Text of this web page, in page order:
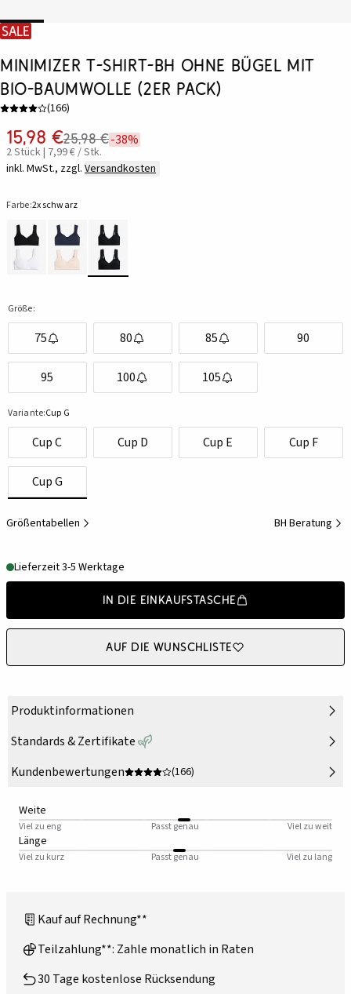
SALE
Minimizer T-Shirt-BH ohne Bügel mit
Bio-Baumwolle (2er Pack)
(166)
15,98 €25,98 €-38%
2 Stück | 7,99 € / Stk.
inkl. MwSt., zzgl. Versandkosten
Farbe:2x schwarz
Größe:
75 80 85 90
95 100 105
Variante:Cup G
Cup C Cup D Cup E Cup F
Cup G
Größentabellen BH Beratung
Lieferzeit 3-5 Werktage
In die Einkaufstasche
Auf die Wunschliste
Produktinformationen
Standards & Zertifikate
Kundenbewertungen
(166)
Weite
Viel zu eng Passt genau Viel zu weit
Länge
Viel zu kurz Passt genau Viel zu lang
Kauf auf Rechnung**
Teilzahlung**: Zahle monatlich in Raten
30 Tage kostenlose Rücksendung